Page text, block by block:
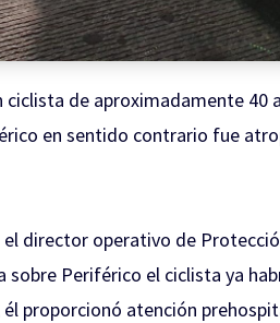
ciclista de aproximadamente 40
en sentido contrario fue
director operativo de
sobre Periférico el ciclista ya
proporcionó atención